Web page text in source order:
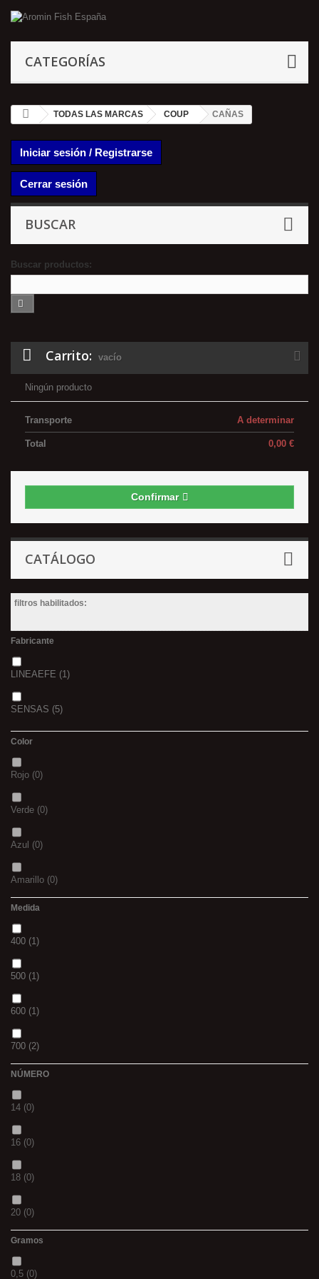
CATEGORÍAS
TODAS LAS MARCAS COUP CAÑAS
Iniciar sesión / Registrarse
Cerrar sesión
BUSCAR
Buscar productos:
Carrito: vacío
Ningún producto
A determinar
Transporte
0,00 €
Total
Confirmar
CATÁLOGO
filtros habilitados:
Fabricante
LINEAEFE (1)
SENSAS (5)
Color
Rojo (0)
Verde (0)
Azul (0)
Amarillo (0)
(0)
BLACK & RED
PANTHER
36(0)
P(0)
14(0)
42(0)
23(0)
38(0)
Medida
400 (1)
500 (1)
600 (1)
700 (2)
(0)
2.50 (0)
(0)
(0)
L(0)
NÚMERO
14 (0)
16 (0)
18 (0)
20 (0)
Gramos
0,5 (0)